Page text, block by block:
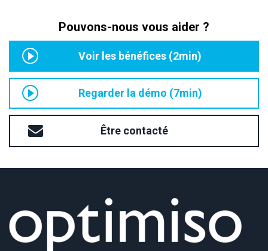
Pouvons-nous vous aider ?
Voir les bénéfices (2min)
Regarder la démo (7min)
Être contacté